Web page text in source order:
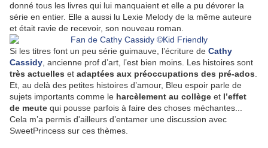
donné tous les livres qui lui manquaient et elle a pu dévorer la
série en entier. Elle a aussi lu Lexie Melody de la même auteure
et était ravie de recevoir, son nouveau roman.
Si les titres font un peu série guimauve, l’écriture de Cathy
Cassidy , ancienne prof d’art, l’est bien moins. Les histoires sont
très actuelles et adaptées aux préoccupations des pré-ados
Et, au delà des petites histoires d’amour, Bleu espoir parle de
sujets importants comme le harcèlement au collège et l’effet
de meute qui pousse parfois à faire des choses méchantes...
Cela m’a permis d'ailleurs d’entamer une discussion avec
SweetPrincess sur ces thèmes.